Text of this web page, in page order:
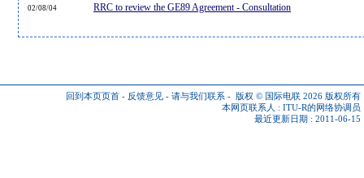
02/08/04 RRC to review the GE89 Agreement - Consultation
回到本页页首 - 反馈意见 - 请与我们联系 - 版权 © 国际电联 2026 版权所有
本网页联系人 : ITU-R的网络协调员
最近更新日期 : 2011-06-15